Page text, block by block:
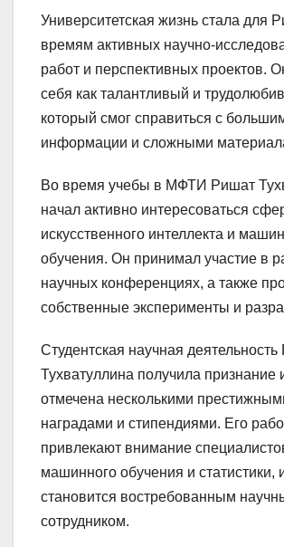
Университетская жизнь стала для
времям активных научно-
работ и перспективных проектов.
себя как талантливый и
который смог справиться с
информации и сложными
Во время учебы в МФТИ Ришат
начал активно интересоваться
искусственного интеллекта и
обучения. Он принимал участие в
научных конференциях, а также
собственные эксперименты и
Студентская научная
Тухватуллина получила признание
отмечена несколькими
наградами и стипендиями. Его
привлекают внимание
машинного обучения и статистики,
становится востребованным
сотрудником.